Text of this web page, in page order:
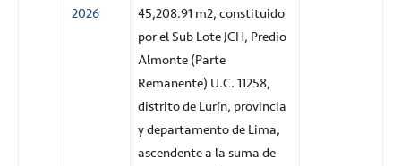
2026
45,208.91 m2, constituido
por el Sub Lote JCH, Predio
Almonte (Parte
Remanente) U.C. 11258,
distrito de Lurín, provincia
y departamento de Lima,
ascendente a la suma de